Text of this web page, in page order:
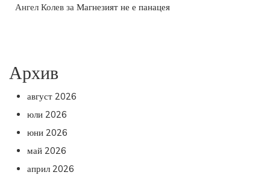
Ангел Колев за Магнезият не е панацея
Архив
август 2026
юли 2026
юни 2026
май 2026
април 2026